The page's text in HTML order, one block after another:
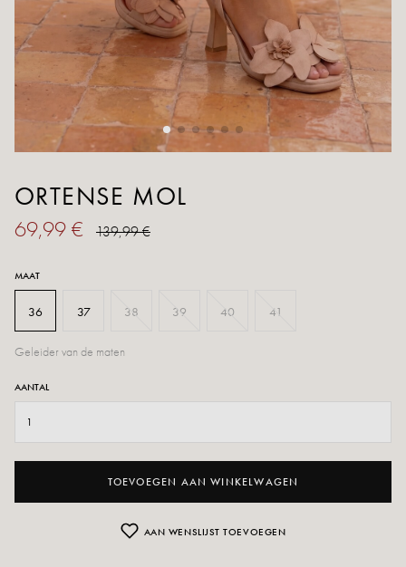
ORTENSE MOL
69,99 € 139,99 €
MAAT
36 37 38 39 40 41
Geleider van de maten
AANTAL
TOEVOEGEN AAN WINKELWAGEN
AAN WENSLIJST TOEVOEGEN